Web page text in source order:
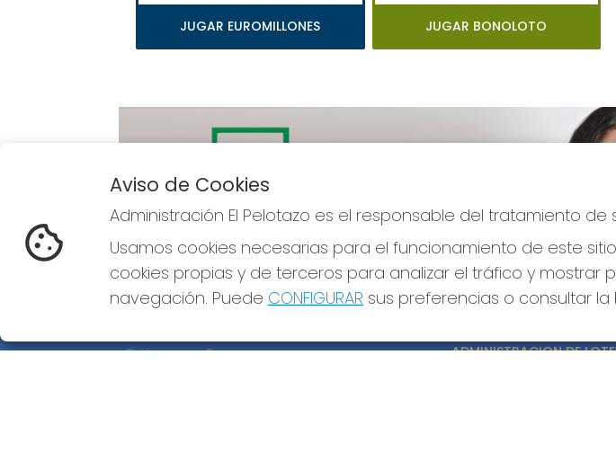
JUGAR EUROMILLONES JUGAR BONOLOTO
Imagen anterior
¿Quiénes somos?
ADMINISTRACION DE
Aviso de Cookies
Administración El Pelotazo es el responsable del tratamiento de
Usamos cookies necesarias para el funcionamiento de este
cookies propias y de terceros para analizar el tráfico y mostrar
navegación. Puede CONFIGURAR sus preferencias o consultar la